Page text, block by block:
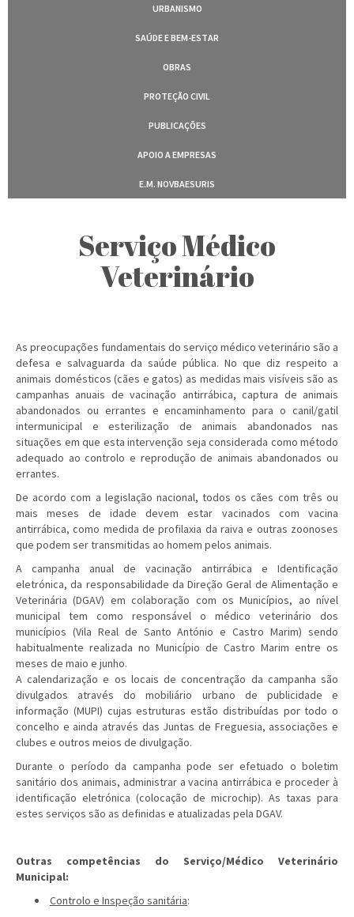
URBANISMO
SAÚDE E BEM-ESTAR
OBRAS
PROTEÇÃO CIVIL
PUBLICAÇÕES
APOIO A EMPRESAS
E.M. NOVBAESURIS
Serviço Médico
Veterinário
As preocupações fundamentais do serviço médico veterinário são a
defesa e salvaguarda da saúde pública. No que diz respeito a
animais domésticos (cães e gatos) as medidas mais visíveis são as
campanhas anuais de vacinação antirrábica, captura de animais
abandonados ou errantes e encaminhamento para o canil/gatil
intermunicipal e esterilização de animais abandonados nas
situações em que esta intervenção seja considerada como método
adequado ao controlo e reprodução de animais abandonados ou
errantes.
De acordo com a legislação nacional, todos os cães com três ou
mais meses de idade devem estar vacinados com vacina
antirrábica, como medida de profilaxia da raiva e outras zoonoses
que podem ser transmitidas ao homem pelos animais.
A campanha anual de vacinação antirrábica e Identificação
eletrónica, da responsabilidade da Direção Geral de Alimentação e
Veterinária (DGAV) em colaboração com os Municípios, ao nível
municipal tem como responsável o médico veterinário dos
municípios (Vila Real de Santo António e Castro Marim) sendo
habitualmente realizada no Município de Castro Marim entre os
meses de maio e junho.
A calendarização e os locais de concentração da campanha são
divulgados através do mobiliário urbano de publicidade e
informação (MUPI) cujas estruturas estão distribuídas por todo o
concelho e ainda através das Juntas de Freguesia, associações e
clubes e outros meios de divulgação.
Durante o período da campanha pode ser efetuado o boletim
sanitário dos animais, administrar a vacina antirrábica e proceder à
identificação eletrónica (colocação de microchip). As taxas para
estes serviços são as definidas e atualizadas pela DGAV.
Outras competências do Serviço/Médico Veterinário
Municipal:
Controlo e Inspeção sanitária: